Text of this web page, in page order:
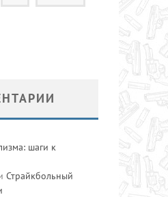
шаги к
Страйкбольный